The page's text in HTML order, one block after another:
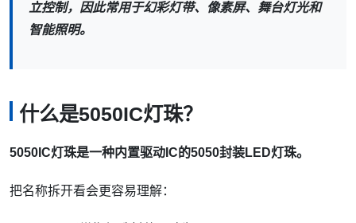
立控制，因此常用于幻彩灯带、像素屏、舞台灯光和
智能照明。
什么是5050IC灯珠？
5050IC灯珠是一种内置驱动IC的5050封装LED灯珠。
把名称拆开看会更容易理解：